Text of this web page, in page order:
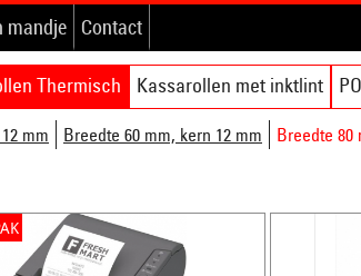
mandje Contact
Thermisch Kassarollen met inktlint
mm Breedte 60 mm, kern 12 mm Breedte 80